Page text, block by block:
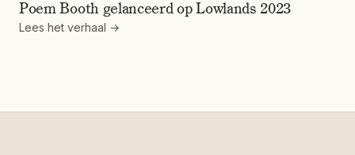
Poem Booth gelanceerd op Lowlands 2023
Lees het verhaal →